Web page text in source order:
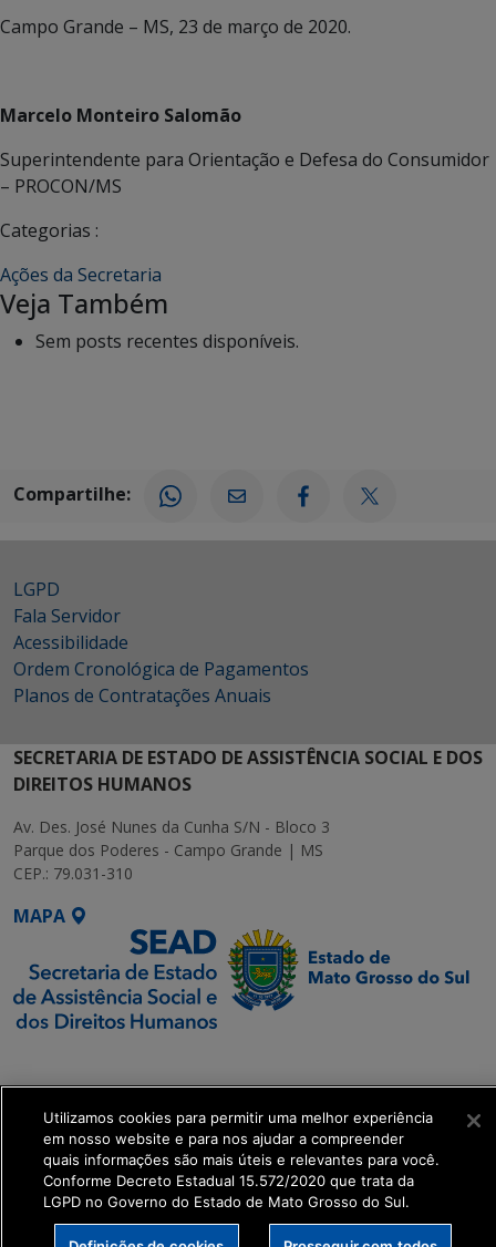
Campo Grande – MS, 23 de março de 2020.
Marcelo Monteiro Salomão
Superintendente para Orientação e Defesa do Consumidor
– PROCON/MS
Categorias :
Ações da Secretaria
Veja Também
Sem posts recentes disponíveis.
Compartilhe:
LGPD
Fala Servidor
Acessibilidade
Ordem Cronológica de Pagamentos
Planos de Contratações Anuais
SECRETARIA DE ESTADO DE ASSISTÊNCIA SOCIAL E DOS
DIREITOS HUMANOS
Av. Des. José Nunes da Cunha S/N - Bloco 3
Parque dos Poderes - Campo Grande | MS
CEP.: 79.031-310
MAPA
Executiva de
Transformação Digital
get_footer();
Utilizamos cookies para permitir uma melhor experiência
em nosso website e para nos ajudar a compreender
quais informações são mais úteis e relevantes para você.
Conforme Decreto Estadual 15.572/2020 que trata da
LGPD no Governo do Estado de Mato Grosso do Sul.